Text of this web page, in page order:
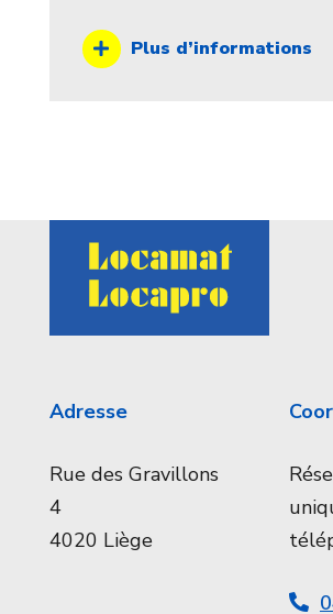
Plus d’informations
Adresse
Rue des Gravillons
4
4020 Liège